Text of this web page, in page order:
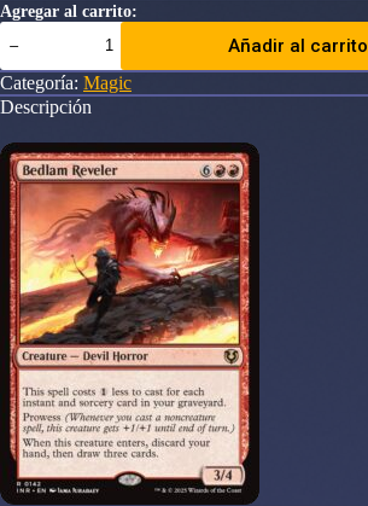
Agregar al carrito:
Bedlam
Reveler
-
Innistrad
Remastered
cantidad
Añadir al carrito
Categoría: Magic
Descripción